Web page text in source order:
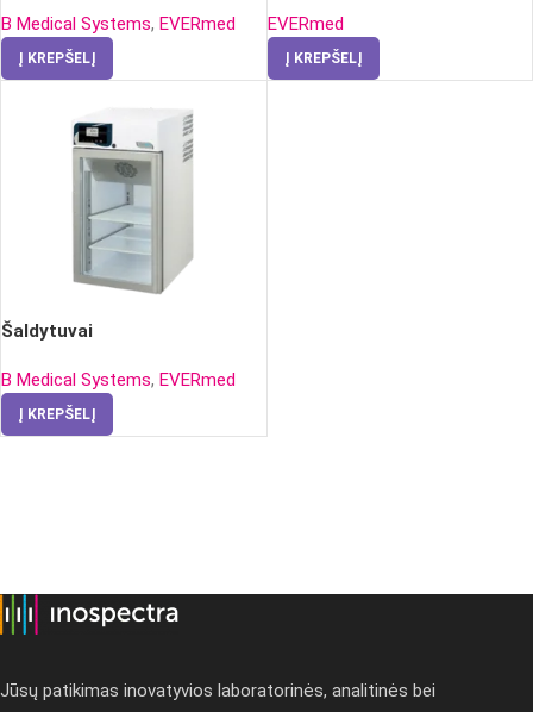
B Medical Systems, EVERmed
Į KREPŠELĮ
EVERmed
Į KREPŠELĮ
Šaldytuvai
B Medical Systems, EVERmed
Į KREPŠELĮ
Jūsų patikimas inovatyvios laboratorinės, analitinės bei